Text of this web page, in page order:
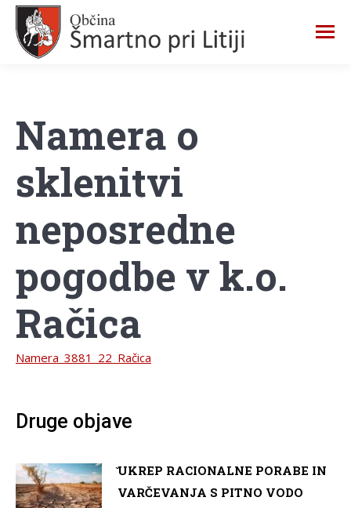
Namera o
sklenitvi
neposredne
pogodbe v k.o.
Račica
Namera_3881_22_Račica
Druge objave
̌UKREP RACIONALNE PORABE IN
VARČEVANJA S PITNO VODO